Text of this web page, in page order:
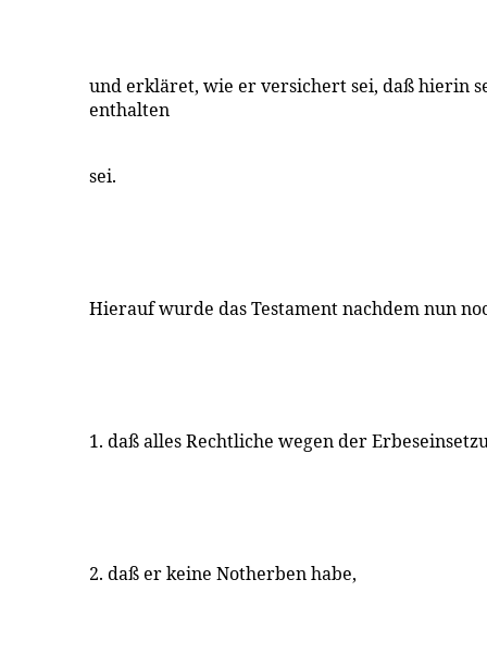
und erkläret, wie er versichert sei, daß hierin
enthalten
sei.
Hierauf wurde das Testament nachdem nun
1. daß alles Rechtliche wegen der
2. daß er keine Notherben habe,